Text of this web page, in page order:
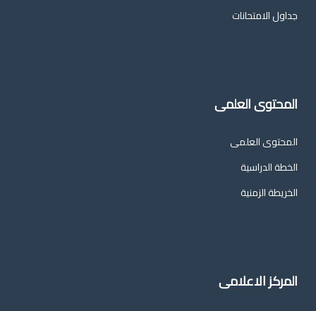
جداول الامتحانات
المحتوى العلمى
المحتوى العلمى
الخطة الدراسية
الخريطة الزمنية
المركز الاعلامى